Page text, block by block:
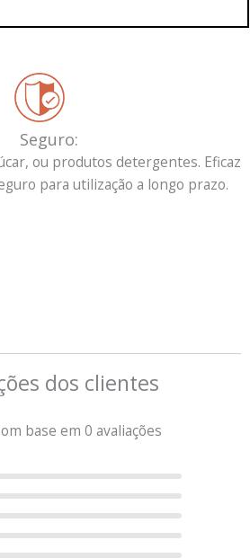
Seguro:
ou produtos detergentes. Eficaz
para utilização a longo prazo.
dos clientes
base em 0 avaliações